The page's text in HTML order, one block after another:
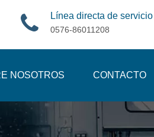
Línea directa de servicio
0576-86011208
NOSOTROS CONTACTO